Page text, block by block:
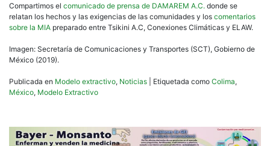
Compartimos el comunicado de prensa de DAMAREM A.C. donde se
relatan los hechos y las exigencias de las comunidades y los comentarios
sobre la MIA preparado entre Tsikini A.C, Conexiones Climáticas y ELAW.
Imagen: Secretaría de Comunicaciones y Transportes (SCT), Gobierno de
México (2019).
Publicada en Modelo extractivo, Noticias Etiquetada como Colima,
México, Modelo Extractivo